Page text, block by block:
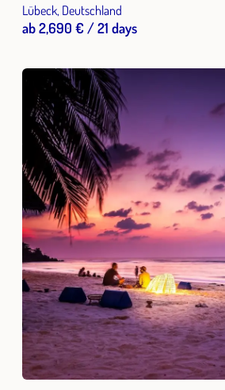
Lübeck, Deutschland
ab 2,690 € / 21 days